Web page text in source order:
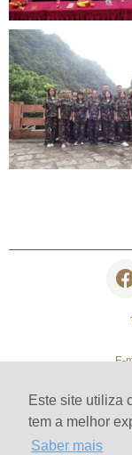
Este site utiliza
tem a melhor
Saber mais
© 2010-
E-
Sala 1903, Yaxin